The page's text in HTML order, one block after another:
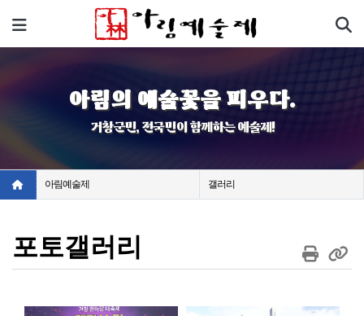
메뉴
아림의 예술꽃을 피우다.
거창군민, 전국민이 함께하는 예술제!
아림예술제 갤러리
포토갤러리